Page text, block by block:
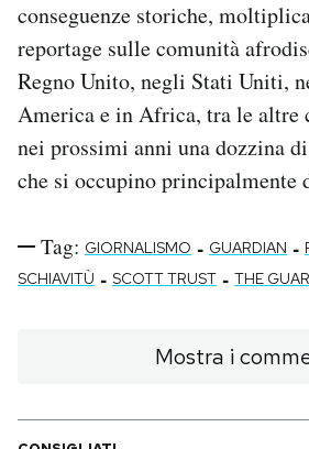
conseguenze storiche,
reportage sulle comunità
Regno Unito, negli Stati Uniti,
America e in Africa, tra le altre
nei prossimi anni una dozzina
che si occupino principalmente
Tag: GIORNALISMO - GUARDIAN -
SCHIAVITÙ - SCOTT TRUST - THE
Mostra i